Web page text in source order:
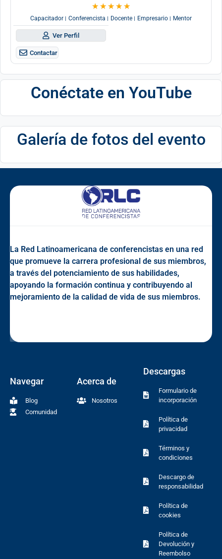
★ ★ ★ ★ ★
Capacitador | Conferencista | Docente | Empresario | Mentor
Ver Perfil
Contactar
Conéctate en YouTube
Galería de fotos del evento
La Red Latinoamericana de conferencistas en una red
que promueve la carrera profesional de sus miembros,
a través del potenciamiento de sus habilidades,
apoyando la formación continua y contribuyendo al
mejoramiento de la calidad de vida de sus miembros.
Navegar
Blog
Comunidad
Acerca de
Nosotros
Descargas
Formulario de
incorporación
Política de
privacidad
Términos y
condiciones
Descargo de
responsabilidad
Política de
cookies
Política de
Devolución y
Reembolso